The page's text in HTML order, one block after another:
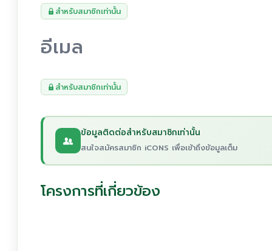
สำหรับสมาชิกเท่านั้น
อีเมล
สำหรับสมาชิกเท่านั้น
ข้อมูลติดต่อสำหรับสมาชิกเท่านั้น
สนใจสมัครสมาชิก iCONS เพื่อเข้าถึงข้อมูลเต็ม
โครงการที่เกี่ยวข้อง